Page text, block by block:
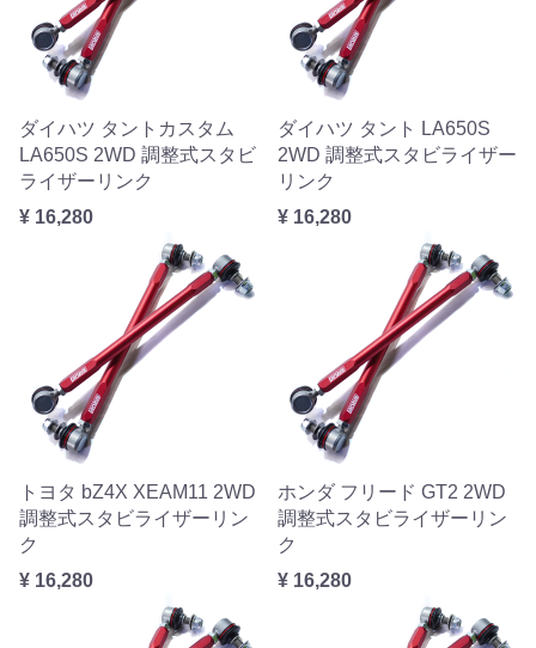
ダイハツ タントカスタム
LA650S 2WD 調整式スタビ
ライザーリンク
¥ 16,280
ダイハツ タント LA650S
2WD 調整式スタビライザー
リンク
¥ 16,280
トヨタ bZ4X XEAM11 2WD
調整式スタビライザーリン
ク
¥ 16,280
ホンダ フリード GT2 2WD
調整式スタビライザーリン
ク
¥ 16,280